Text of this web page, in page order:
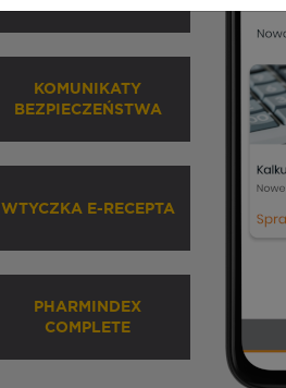
KOMUNIKATY
BEZPIECZEŃSTWA
WTYCZKA E-RECEPTA
PHARMINDEX
COMPLETE